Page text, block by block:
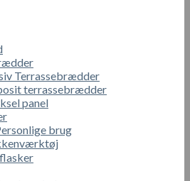
Terrassebrædder
terrassebrædder
panel
brug